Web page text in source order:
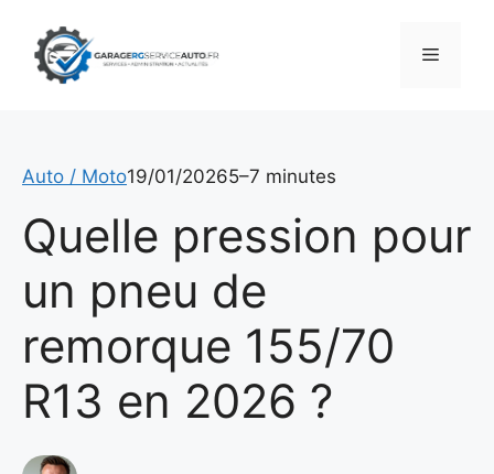
contenu
Menu
Auto / Moto19/01/20265–7 minutes
Quelle pression pour
un pneu de
remorque 155/70
R13 en 2026 ?